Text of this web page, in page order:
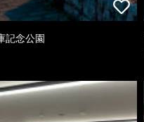
記念公園